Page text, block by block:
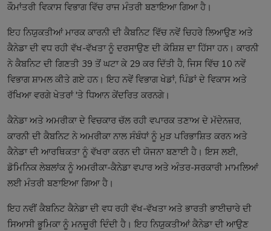
ਕੌਮਾਂਤਰੀ ਵਿਕਾਸ ਵਿਭਾਗ ਵਿੱਚ ਰਾਜ ਮੰਤਰੀ ਬਣਾਇਆ ਗਿਆ ਹੈ।
ਇਹ ਨਿਯੁਕਤੀਆਂ ਮਾਰਕ ਕਾਰਨੀ ਦੀ ਕੈਬਨਿਟ ਵਿੱਚ ਨਵੇਂ ਚਿਹਰੇ ਲਿਆਉਣ ਅਤੇ
ਕੈਨੇਡਾ ਦੀ ਵਧ ਰਹੀ ਵੱਖ-ਵੱਖਤਾ ਨੂੰ ਦਰਸਾਉਣ ਦੀ ਕੋਸ਼ਿਸ਼ ਦਾ ਹਿੱਸਾ ਹਨ। ਕਾਰਨੀ
ਨੇ ਕੈਬਨਿਟ ਦੀ ਗਿਣਤੀ 39 ਤੋਂ ਘਟਾ ਕੇ 29 ਕਰ ਦਿੱਤੀ ਹੈ, ਜਿਸ ਵਿੱਚ 10 ਨਵੇਂ
ਵਿਭਾਗ ਸ਼ਾਮਲ ਕੀਤੇ ਗਏ ਹਨ। ਇਹ ਨਵੇਂ ਵਿਭਾਗ ਖੇਡਾਂ, ਪਿੰਡਾਂ ਦੇ ਵਿਕਾਸ ਅਤੇ
ਰੱਖਿਆ ਵਰਗੇ ਖੇਤਰਾਂ 'ਤੇ ਧਿਆਨ ਕੇਂਦਰਿਤ ਕਰਨਗੇ।
ਕੈਨੇਡਾ ਅਤੇ ਅਮਰੀਕਾ ਦੇ ਵਿਚਕਾਰ ਚੱਲ ਰਹੀ ਵਪਾਰਕ ਤਣਾਅ ਦੇ ਮੱਦੇਨਜ਼ਰ,
ਕਾਰਨੀ ਦੀ ਕੈਬਨਿਟ ਨੇ ਅਮਰੀਕਾ ਨਾਲ ਸੰਬੰਧਾਂ ਨੂੰ ਮੁੜ ਪਰਿਭਾਸ਼ਿਤ ਕਰਨ ਅਤੇ
ਕੈਨੇਡਾ ਦੀ ਆਰਥਿਕਤਾ ਨੂੰ ਵੱਖਰਾ ਕਰਨ ਦੀ ਯੋਜਨਾ ਬਣਾਈ ਹੈ। ਇਸ ਲਈ,
ਡੋਮਿਨਿਕ ਲੇਬਲਾਂਕ ਨੂੰ ਅਮਰੀਕਾ-ਕੈਨੇਡਾ ਵਪਾਰ ਅਤੇ ਅੰਤਰ-ਸਰਕਾਰੀ ਮਾਮਲਿਆਂ
ਲਈ ਮੰਤਰੀ ਬਣਾਇਆ ਗਿਆ ਹੈ।
ਇਹ ਨਵੀਂ ਕੈਬਨਿਟ ਕੈਨੇਡਾ ਦੀ ਵਧ ਰਹੀ ਵੱਖ-ਵੱਖਤਾ ਅਤੇ ਭਾਰਤੀ ਭਾਈਚਾਰੇ ਦੀ
ਸਿਆਸੀ ਭੂਮਿਕਾ ਨੂੰ ਮਨਜ਼ੂਰੀ ਦਿੰਦੀ ਹੈ। ਇਹ ਨਿਯੁਕਤੀਆਂ ਕੈਨੇਡਾ ਦੀ ਆਉਣ